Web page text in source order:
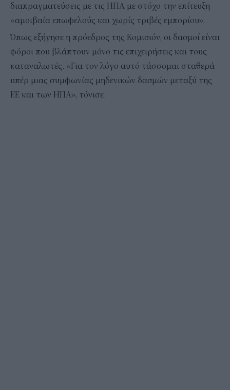
διαπραγματεύσεις με τις ΗΠΑ με στόχο την επίτευξη
«αμοιβαία επωφελούς και χωρίς τριβές εμπορίου».
Όπως εξήγησε η πρόεδρος της Κομισιόν, οι δασμοί είναι
φόροι που βλάπτουν μόνο τις επιχειρήσεις και τους
καταναλωτές. «Για τον λόγο αυτό τάσσομαι σταθερά
υπέρ μιας συμφωνίας μηδενικών δασμών μεταξύ της
ΕΕ και των ΗΠΑ», τόνισε.